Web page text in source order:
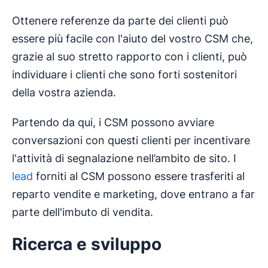
Ottenere referenze da parte dei clienti può
essere più facile con l'aiuto del vostro CSM che,
grazie al suo stretto rapporto con i clienti, può
individuare i clienti che sono forti sostenitori
della vostra azienda.
Partendo da qui, i CSM possono avviare
conversazioni con questi clienti per incentivare
l'attività di segnalazione nell’ambito de sito. I
lead forniti al CSM possono essere trasferiti al
reparto vendite e marketing, dove entrano a far
parte dell'imbuto di vendita.
Ricerca e sviluppo